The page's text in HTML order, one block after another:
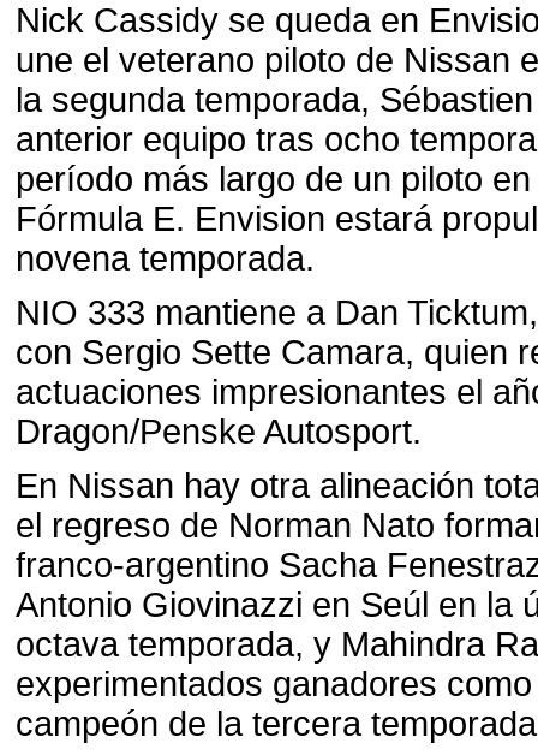
Nick Cassidy se queda en
une el veterano piloto de Nissan
la segunda temporada,
anterior equipo tras ocho
período más largo de un piloto
Fórmula E. Envision estará
novena temporada.
NIO 333 mantiene a Dan
con Sergio Sette Camara, quien
actuaciones impresionantes el
Dragon/Penske Autosport.
En Nissan hay otra alineación
el regreso de Norman Nato
franco-argentino Sacha
Antonio Giovinazzi en Seúl en la
octava temporada, y Mahindra
experimentados ganadores
campeón de la tercera